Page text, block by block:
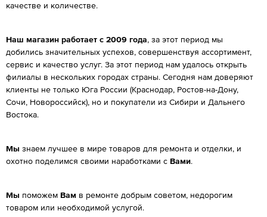
качестве и количестве.
Наш магазин работает с 2009 года, за этот период мы
добились значительных успехов, совершенствуя ассортимент,
сервис и качество услуг. За этот период нам удалось открыть
филиалы в нескольких городах страны. Сегодня нам доверяют
клиенты не только Юга России (Краснодар, Ростов-на-Дону,
Сочи, Новороссийск), но и покупатели из Сибири и Дальнего
Востока.
Мы знаем лучшее в мире товаров для ремонта и отделки, и
охотно поделимся своими наработками с Вами.
Мы поможем Вам в ремонте добрым советом, недорогим
товаром или необходимой услугой.